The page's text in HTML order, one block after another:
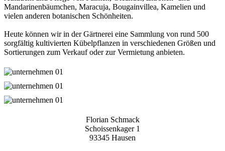
Mandarinenbäumchen, Maracuja, Bougainvillea, Kamelien und
vielen anderen botanischen Schönheiten.
Heute können wir in der Gärtnerei eine Sammlung von rund 500
sorgfältig kultivierten Kübelpflanzen in verschiedenen Größen und
Sortierungen zum Verkauf oder zur Vermietung anbieten.
Florian Schmack
Schoissenkager 1
93345 Hausen